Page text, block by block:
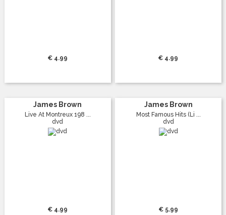
€ 4.99 € 4.99
James Brown
Live At Montreux 198 ...
dvd
€ 4.99
James Brown
Most Famous Hits (Li ...
dvd
€ 5.99